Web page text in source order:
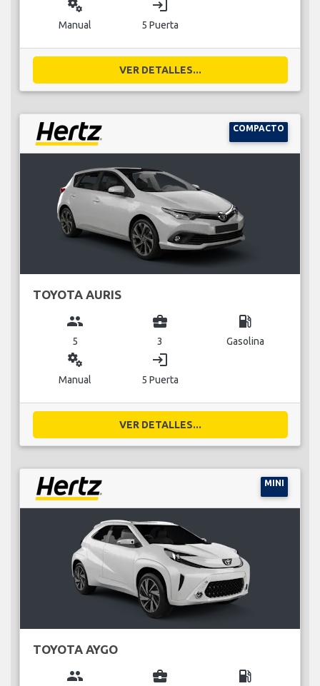
miscellaneous_services
Manual
login
5 Puerta
VER DETALLES...
COMPACTO
TOYOTA AURIS
group
5
business_center
3
local_gas_station
Gasolina
miscellaneous_services
Manual
login
5 Puerta
VER DETALLES...
MINI
TOYOTA AYGO
group business_center local_gas_station